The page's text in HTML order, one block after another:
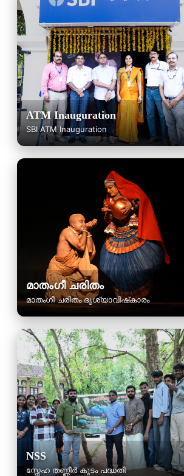
ATM Inauguration
SBI ATM Inauguration
മാതംഗീ ചരിതം
മാതംഗീ ചരിതം ദൃശ്യാവിഷ്‌കാരം
NSS
സ്നേഹ തണ്ണീർ കുടം പദ്ധതി